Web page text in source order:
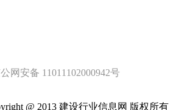
网安备 11011102000942号
@ 2013 建设行业信息网 版权所有